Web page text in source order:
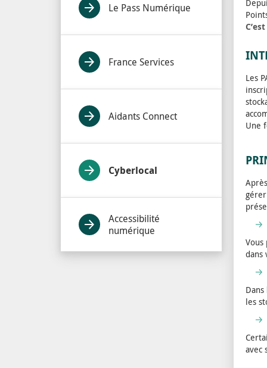
Le Pass Numérique
France Services
Aidants Connect
Cyberlocal
Accessibilité
numérique
Les
Une
dans
les
avec